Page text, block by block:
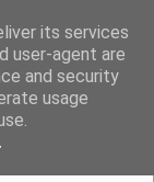
its services
user-agent are
and security
usage